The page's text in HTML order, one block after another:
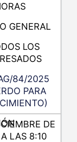
GENERAL
LOS
84/2025
PARA
DE
LAS 8:10